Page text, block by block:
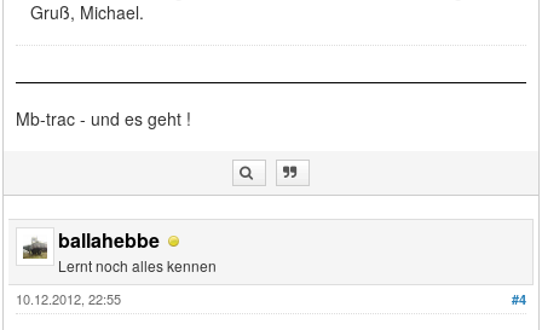
Gruß, Michael.
Mb-trac - und es geht !
ballahebbe
Lernt noch alles kennen
#4
10.12.2012, 22:55